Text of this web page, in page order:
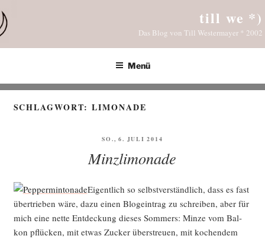
Inhalt
springen
till we *)
Das Blog von Till Westermayer * 2002
Menü
SCHLAGWORT:LIMONADE
VERÖFFENTLICHT
SO., 6. JULI 2014
Minzlimonade
Eigent­lich so selbst­ver­ständ­lich, dass es fast
über­trie­ben wäre, dazu einen Blog­ein­trag zu schrei­ben, aber für
mich eine net­te Ent­de­ckung die­ses Som­mers: Min­ze vom Bal­
kon pflü­cken, mit etwas Zucker über­streu­en, mit kochen­dem